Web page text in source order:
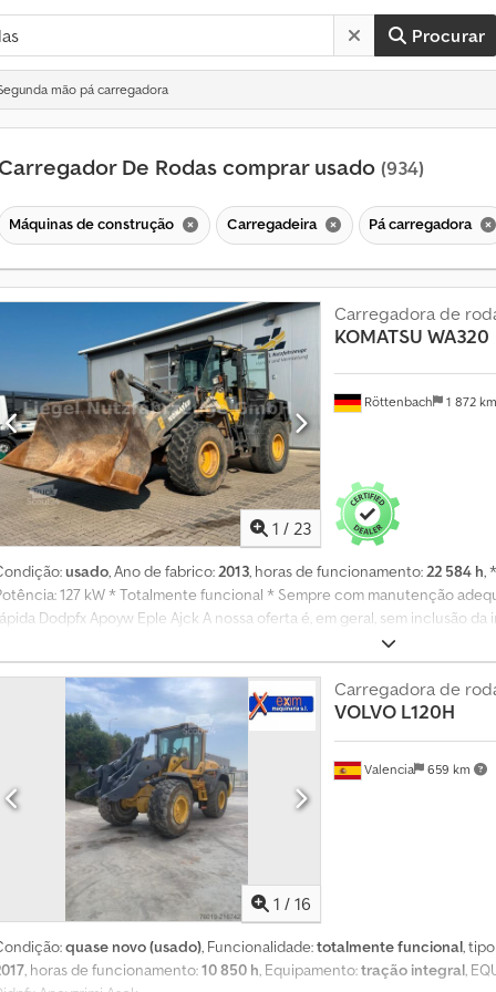
Procurar
mão pá carregadora
Carregador De Rodas comprar usado (934)
Máquinas de construção Carregadeira Pá carregadora
1 / 23
Röttenbach 1 872 km
Carregadora de
KOMATSU WA320
usado, Ano de fabrico:2013, horas de funcionamento:22 584 h,
127 kW * Totalmente funcional * Sempre com manutenção
Dodpfx Apoyw Eple Ajck A nossa oferta é, em geral, sem inclusão
de emissões / inspeção de segurança e matrícula. Salvo erro e venda
Não serão respondidas mensagens via WhatsApp.
1 / 16
Valencia 659 km
Carregadora de
VOLVO L120H
quase novo (usado), Funcionalidade:totalmente funcional,
, horas de funcionamento:10 850 h, Equipamento:tração integral,
V
e
a
r
m
a
i
d
4
m
i
h
t
e